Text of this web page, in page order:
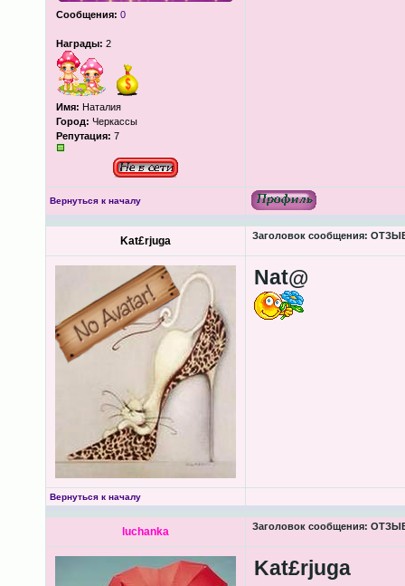
Сообщения: 0
Награды: 2
Имя: Наталия
Город: Черкассы
Репутация: 7
Вернуться к началу
Kat£rjuga Заголовок сообщения:
Nаt@
Вернуться к началу
luchanka Заголовок сообщения:
Kat£rjuga